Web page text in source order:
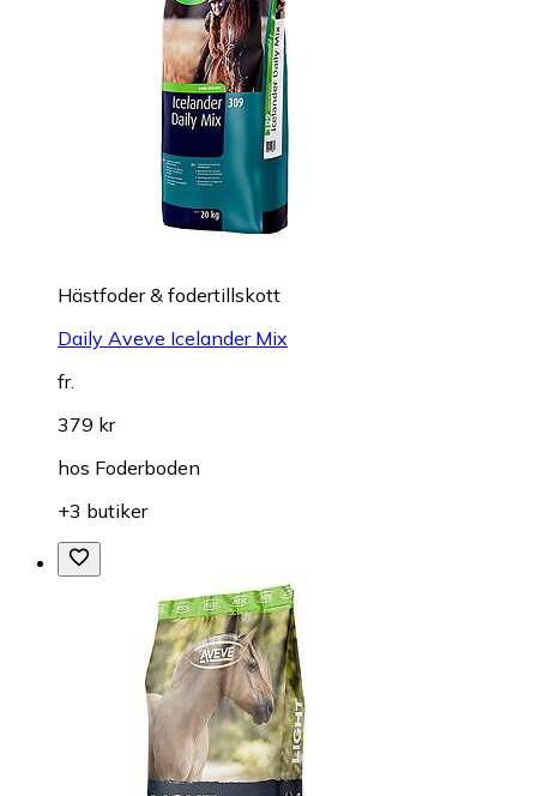
Hästfoder & fodertillskott
Daily Aveve Icelander Mix
fr.
379 kr
hos Foderboden
+3 butiker